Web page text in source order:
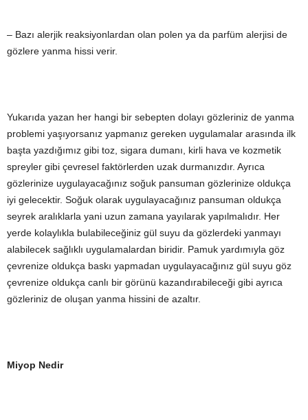
– Bazı alerjik reaksiyonlardan olan polen ya da parfüm alerjisi de
gözlere yanma hissi verir.
Yukarıda yazan her hangi bir sebepten dolayı gözleriniz de yanma
problemi yaşıyorsanız yapmanız gereken uygulamalar arasında ilk
başta yazdığımız gibi toz, sigara dumanı, kirli hava ve kozmetik
spreyler gibi çevresel faktörlerden uzak durmanızdır. Ayrıca
gözlerinize uygulayacağınız soğuk pansuman gözlerinize oldukça
iyi gelecektir. Soğuk olarak uygulayacağınız pansuman oldukça
seyrek aralıklarla yani uzun zamana yayılarak yapılmalıdır. Her
yerde kolaylıkla bulabileceğiniz gül suyu da gözlerdeki yanmayı
alabilecek sağlıklı uygulamalardan biridir. Pamuk yardımıyla göz
çevrenize oldukça baskı yapmadan uygulayacağınız gül suyu göz
çevrenize oldukça canlı bir görünü kazandırabileceği gibi ayrıca
gözleriniz de oluşan yanma hissini de azaltır.
Miyop Nedir